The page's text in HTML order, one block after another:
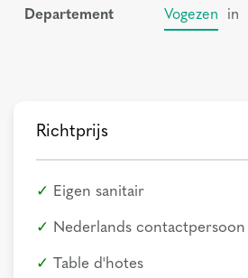
Departement Vogezen in
Richtprijs
Eigen sanitair
Nederlands contactpersoon
Table d'hotes